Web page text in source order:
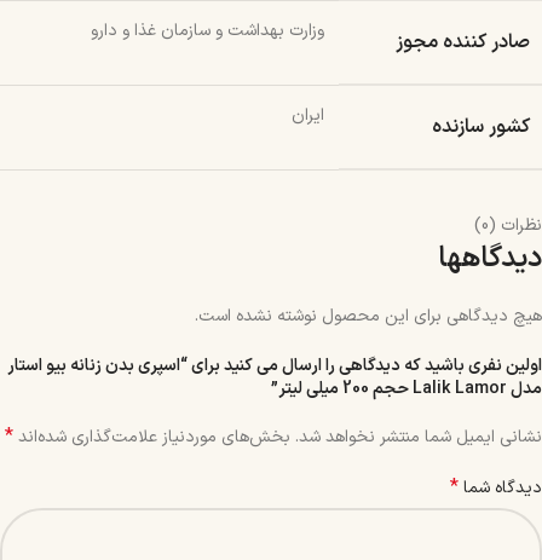
صادر کننده مجوز وزارت بهداشت و سازمان غذا و دارو
کشور سازنده ایران
نظرات (0)
دیدگاهها
هیچ دیدگاهی برای این محصول نوشته نشده است.
اولین نفری باشید که دیدگاهی را ارسال می کنید برای “اسپری بدن زنانه بیو استار
مدل Lalik Lamor حجم 200 میلی لیتر”
نشانی ایمیل شما منتشر نخواهد شد. بخش‌های موردنیاز علامت‌گذاری شده‌اند*
دیدگاه شما*